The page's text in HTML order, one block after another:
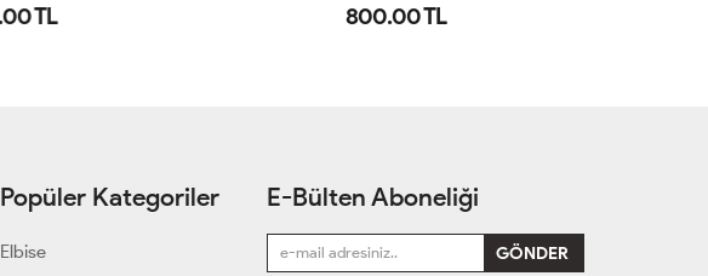
800.00 TL
Popüler Kategoriler
Elbise
E-Bülten Aboneliği